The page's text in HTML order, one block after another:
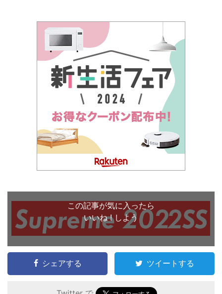
この記事が気に入ったら
いいね ! しよう
シェアする ツイートする